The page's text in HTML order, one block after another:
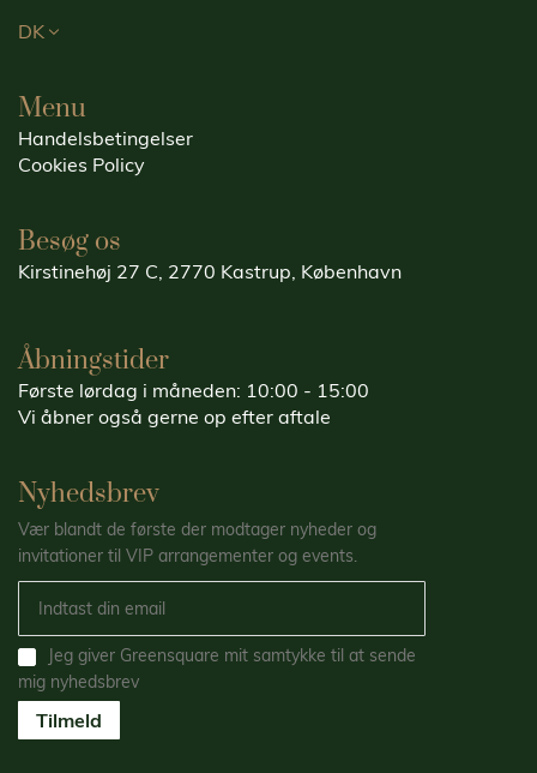
DK
Menu
Handelsbetingelser
Cookies Policy
Besøg os
Kirstinehøj 27 C, 2770 Kastrup, København
Åbningstider
Første lørdag i måneden: 10:00 - 15:00
Vi åbner også gerne op efter aftale
Nyhedsbrev
Vær blandt de første der modtager nyheder og
invitationer til VIP arrangementer og events.
Jeg giver Greensquare mit samtykke til at sende
mig nyhedsbrev
Tilmeld